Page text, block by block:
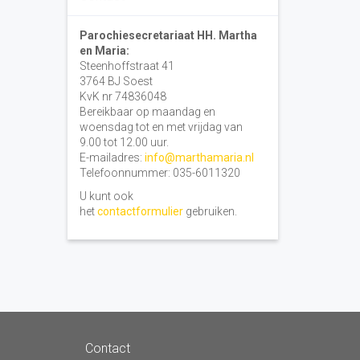
Parochiesecretariaat HH. Martha
en Maria:
Steenhoffstraat 41
3764 BJ Soest
KvK nr 74836048
Bereikbaar op maandag en
woensdag tot en met vrijdag van
9.00 tot 12.00 uur.
E-mailadres: info@marthamaria.nl
Telefoonnummer: 035-6011320
U kunt ook
hetcontactformuliergebruiken.
Contact